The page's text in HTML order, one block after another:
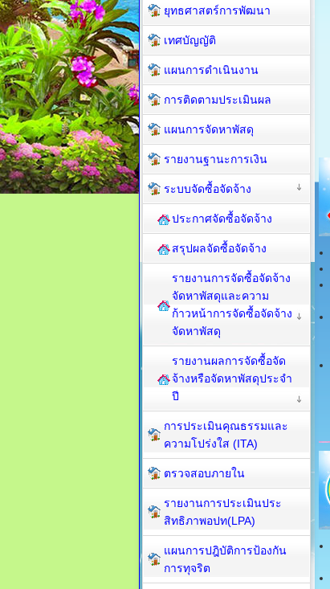
ยุทธศาสตร์การพัฒนา
เทศบัญญัติ
แผนการดำเนินงาน
การติดตามประเมินผล
แผนการจัดหาพัสดุ
รายงานฐานะการเงิน
ระบบจัดซื้อจัดจ้าง
ประกาศจัดซื้อจัดจ้าง
สรุปผลจัดซื้อจัดจ้าง
รายงานการจัดซื้อจัดจ้าง
จัดหาพัสดุและความ
ก้าวหน้าการจัดซื้อจัดจ้าง
จัดหาพัสดุ
รายงานผลการจัดซื้อจัด
จ้างหรือจัดหาพัสดุประจำ
ปี
การประเมินคุณธรรมและ
ความโปร่งใส (ITA)
ตรวจสอบภายใน
รายงานการประเมินประ
สิทธิภาพอปท(LPA)
แผนการปฎิบัติการป้องกัน
การทุจริต